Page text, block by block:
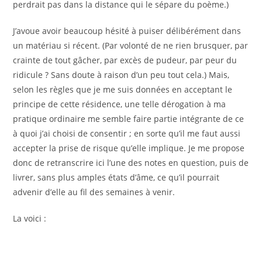
perdrait pas dans la distance qui le sépare du poème.)
J’avoue avoir beaucoup hésité à puiser délibérément dans
un matériau si récent. (Par volonté de ne rien brusquer, par
crainte de tout gâcher, par excès de pudeur, par peur du
ridicule ? Sans doute à raison d’un peu tout cela.) Mais,
selon les règles que je me suis données en acceptant le
principe de cette résidence, une telle dérogation à ma
pratique ordinaire me semble faire partie intégrante de ce
à quoi j’ai choisi de consentir ; en sorte qu’il me faut aussi
accepter la prise de risque qu’elle implique. Je me propose
donc de retranscrire ici l’une des notes en question, puis de
livrer, sans plus amples états d’âme, ce qu’il pourrait
advenir d’elle au fil des semaines à venir.
La voici :